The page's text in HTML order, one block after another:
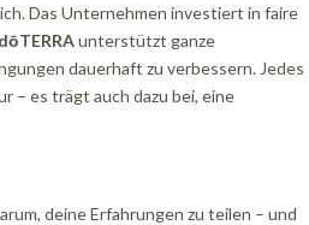
Das Unternehmen investiert in faire
dōTERRAunterstützt ganze
dauerhaft zu verbessern. Jedes
– es trägt auch dazu bei, eine
deine Erfahrungen zu teilen – und